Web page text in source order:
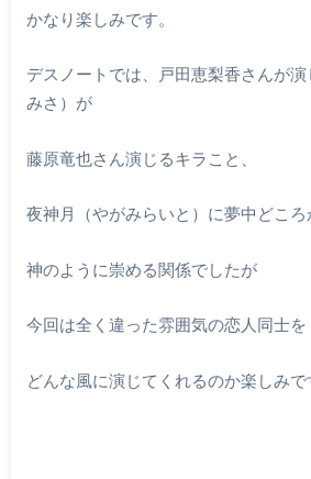
かなり楽しみです。
デスノートでは、戸田恵梨香さんが
みさ）が
藤原竜也さん演じるキラこと、
夜神月（やがみらいと）に夢中どころ
神のように崇める関係でしたが
今回は全く違った雰囲気の恋人同士を
どんな風に演じてくれるのか楽しみで